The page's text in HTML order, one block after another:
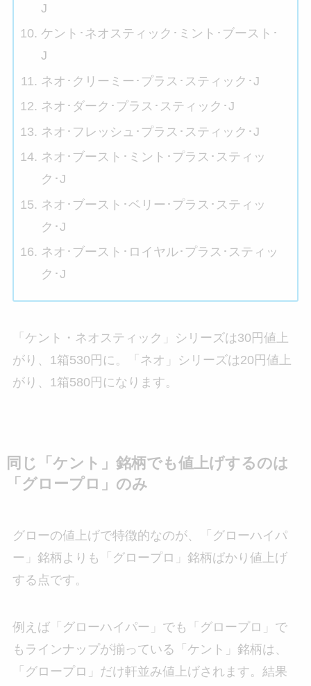
J
ケント･ネオスティック･ミント･ブースト･
J
ネオ･クリーミー･プラス･スティック･J
ネオ･ダーク･プラス･スティック･J
ネオ･フレッシュ･プラス･スティック･J
ネオ･ブースト･ミント･プラス･スティッ
ク･J
ネオ･ブースト･ベリー･プラス･スティッ
ク･J
ネオ･ブースト･ロイヤル･プラス･スティッ
ク･J
「ケント・ネオスティック」シリーズは30円値上
がり、1箱530円に。「ネオ」シリーズは20円値上
がり、1箱580円になります。
同じ「ケント」銘柄でも値上げするのは
「グロープロ」のみ
グローの値上げで特徴的なのが、「グローハイパ
ー」銘柄よりも「グロープロ」銘柄ばかり値上げ
する点です。
例えば「グローハイパー」でも「グロープロ」で
もラインナップが揃っている「ケント」銘柄は、
「グロープロ」だけ軒並み値上げされます。結果